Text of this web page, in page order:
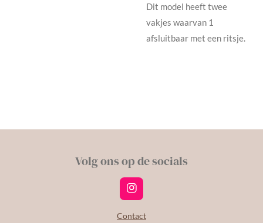
Dit model heeft twee
vakjes waarvan 1
afsluitbaar met een ritsje.
Volg ons op de socials
I
n
s
Contact